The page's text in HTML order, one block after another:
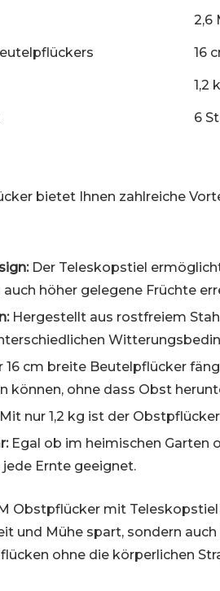
2,6
16
1,2
6
bietet Ihnen zahlreiche
Der Teleskopstiel
höher gelegene Früchte
Hergestellt aus rostfreiem
16 cm breite Beutelpflücker
können, ohne dass Obst
nur 1,2 kg ist der
Egal ob im heimischen Garten
Ernte geeignet.
Obstpflücker mit
und Mühe spart, sondern
ohne die körperlichen